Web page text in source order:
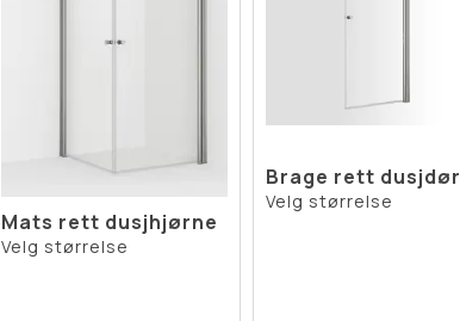
Mats rett dusjhjørne
Velg størrelse
Brage rett dusjdør
Velg størrelse